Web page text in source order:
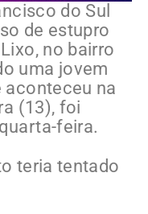
do Sul
de estupro
no bairro
uma jovem
aconteceu na
(13), foi
feira.
teria tentado